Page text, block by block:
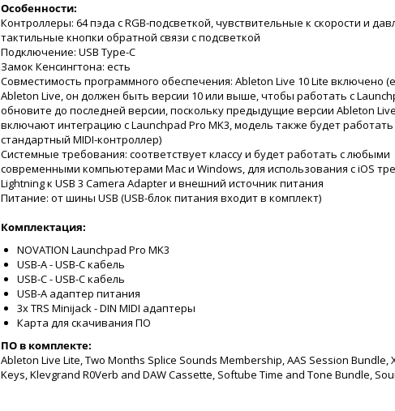
Особенности:
Контроллеры: 64 пэда с RGB-подсветкой, чувствительные к скорости и
тактильные кнопки обратной связи с подсветкой
Подключение: USB Type-C
Замок Кенсингтона: есть
Совместимость программного обеспечения: Ableton Live 10 Lite включено
Ableton Live, он должен быть версии 10 или выше, чтобы работать с
обновите до последней версии, поскольку предыдущие версии Ableton
включают интеграцию с Launchpad Pro MK3, модель также будет работать
стандартный MIDI-контроллер)
Системные требования: соответствует классу и будет работать с любыми
современными компьютерами Mac и Windows, для использования с iOS
Lightning к USB 3 Camera Adapter и внешний источник питания
Питание: от шины USB (USB-блок питания входит в комплект)
Комплектация:
NOVATION Launchpad Pro MK3
USB-A - USB-C кабель
USB-C - USB-C кабель
USB-A адаптер питания
3x TRS Minijack - DIN MIDI адаптеры
Карта для скачивания ПО
ПО в комплекте:
Ableton Live Lite, Two Months Splice Sounds Membership, AAS Session Bundle,
Keys, Klevgrand R0Verb and DAW Cassette, Softube Time and Tone Bundle,